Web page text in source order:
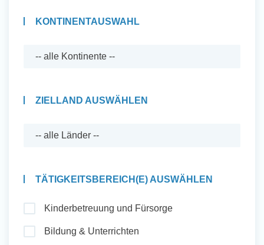
Initiativbewerbung
Auslandserfahrung Sammeln
KONTINENTAUSWAHL
ZIELLAND AUSWÄHLEN
TÄTIGKEITSBEREICH(E) AUSWÄHLEN
Kinderbetreuung und Fürsorge
Bildung & Unterrichten